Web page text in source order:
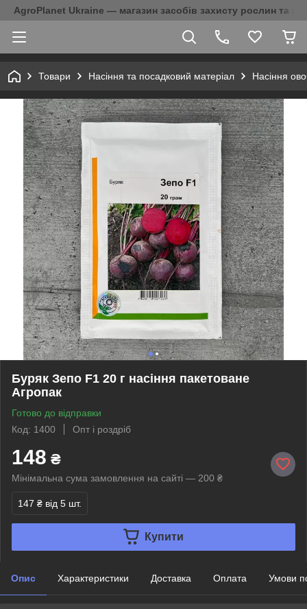
AgroPlanet Ukraine — магазин засобів захисту рослин та
Товари Насіння та посадковий матеріал Насіння
Буряк Зепо F1 20 г насіння пакетоване
Агропак
Готово до відправки
Код: 1400
Опт і роздріб
148 ₴
Мінімальна сума замовлення на сайті — 200 ₴
147 ₴ від 5 шт.
Купити
Опис Характеристики Доставка Оплата Умови